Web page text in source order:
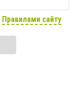
Правилами сайту